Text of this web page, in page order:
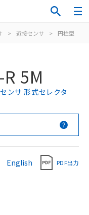
> 近接センサ > 円柱型
5M
ンサ 形式セレクタ
English PDF出力